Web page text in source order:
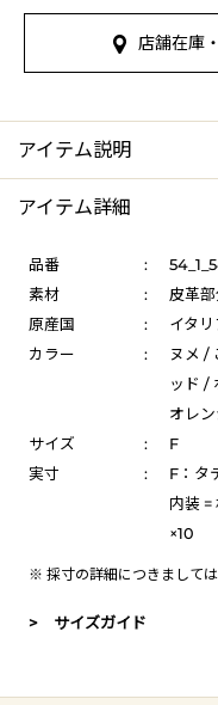
店舗在庫
アイテム説明
アイテム詳細
品番 :
素材
:
皮革
原産国
:
イタリ
カラー
:
ヌメ /
ッド /
オレ
サイズ
:
F
実寸
:
F：タ
内装 =
×10
※ 採寸の詳細につきましては
> サイズガイド